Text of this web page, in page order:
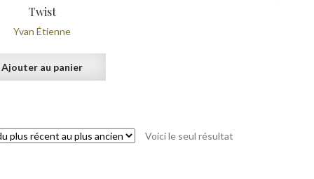
Twist
Yvan Étienne
Ajouter au panier
Voici le seul résultat